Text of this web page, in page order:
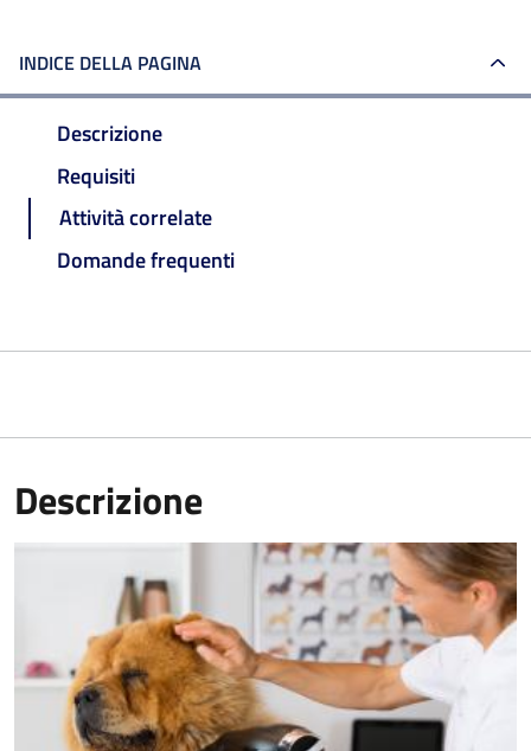
INDICE DELLA PAGINA
Descrizione
Requisiti
Attività correlate
Domande frequenti
Descrizione